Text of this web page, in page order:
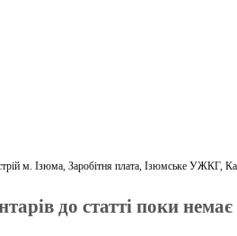
м. Ізюма,Заробітня плата,Ізюмське УЖКГ,
до статті поки немає